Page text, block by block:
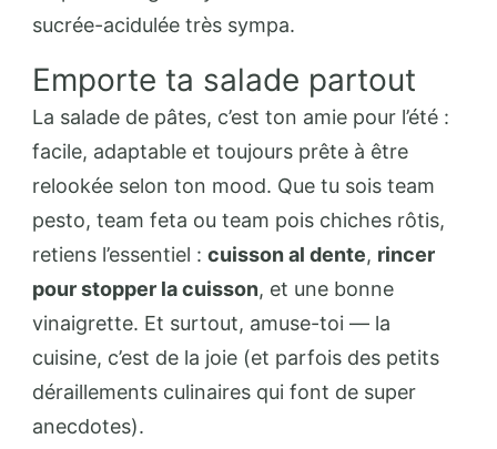
sucrée-acidulée très sympa.
Emporte ta salade partout
La salade de pâtes, c’est ton amie pour l’été :
facile, adaptable et toujours prête à être
relookée selon ton mood. Que tu sois team
pesto, team feta ou team pois chiches rôtis,
retiens l’essentiel : cuisson al dente, rincer
pour stopper la cuisson, et une bonne
vinaigrette. Et surtout, amuse-toi — la
cuisine, c’est de la joie (et parfois des petits
déraillements culinaires qui font de super
anecdotes).